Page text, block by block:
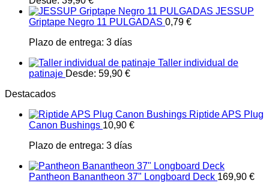
JESSUP
Griptape Negro 11 PULGADAS 0,79 €
Plazo de entrega: 3 días
Taller individual de
patinaje Desde: 59,90 €
Destacados
Riptide APS Plug
Canon Bushings 10,90 €
Plazo de entrega: 3 días
Pantheon Banantheon 37" Longboard Deck 169,90 €